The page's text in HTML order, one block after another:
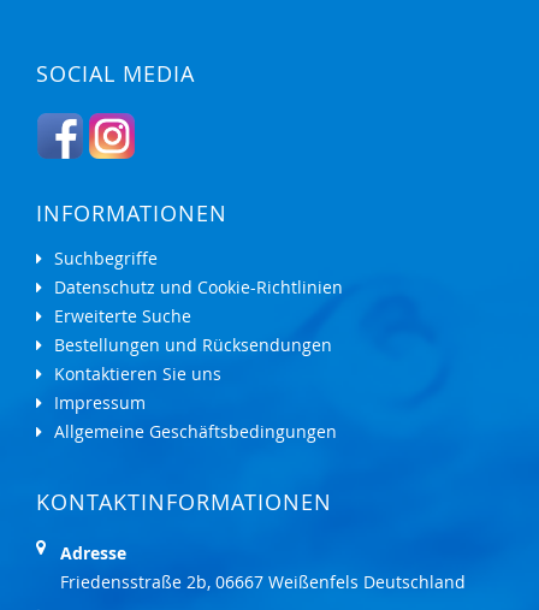
SOCIAL MEDIA
INFORMATIONEN
Suchbegriffe
Datenschutz und Cookie-Richtlinien
Erweiterte Suche
Bestellungen und Rücksendungen
Kontaktieren Sie uns
Impressum
Allgemeine Geschäftsbedingungen
KONTAKTINFORMATIONEN
Adresse
Friedensstraße 2b, 06667 Weißenfels Deutschland